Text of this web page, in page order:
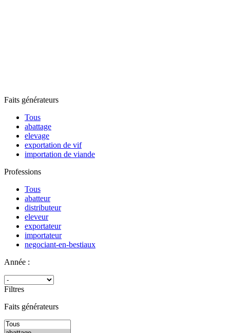
Faits générateurs
Tous
abattage
elevage
exportation de vif
importation de viande
Professions
Tous
abatteur
distributeur
eleveur
exportateur
importateur
negociant-en-bestiaux
Année :
Filtres
Faits générateurs